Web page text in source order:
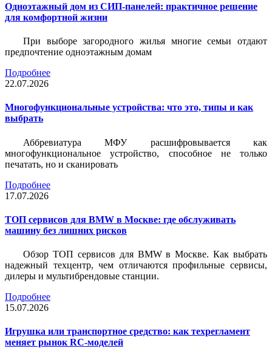
Одноэтажный дом из СИП-панелей: практичное решение
для комфортной жизни
При выборе загородного жилья многие семьи отдают
предпочтение одноэтажным домам
Подробнее
22.07.2026
Многофункциональные устройства: что это, типы и как
выбрать
Аббревиатура МФУ расшифровывается как
многофункциональное устройство, способное не только
печатать, но и сканировать
Подробнее
17.07.2026
ТОП сервисов для BMW в Москве: где обслуживать
машину без лишних рисков
Обзор ТОП сервисов для BMW в Москве. Как выбрать
надежный техцентр, чем отличаются профильные сервисы,
дилеры и мультибрендовые станции.
Подробнее
15.07.2026
Игрушка или транспортное средство: как техрегламент
меняет рынок RC-моделей